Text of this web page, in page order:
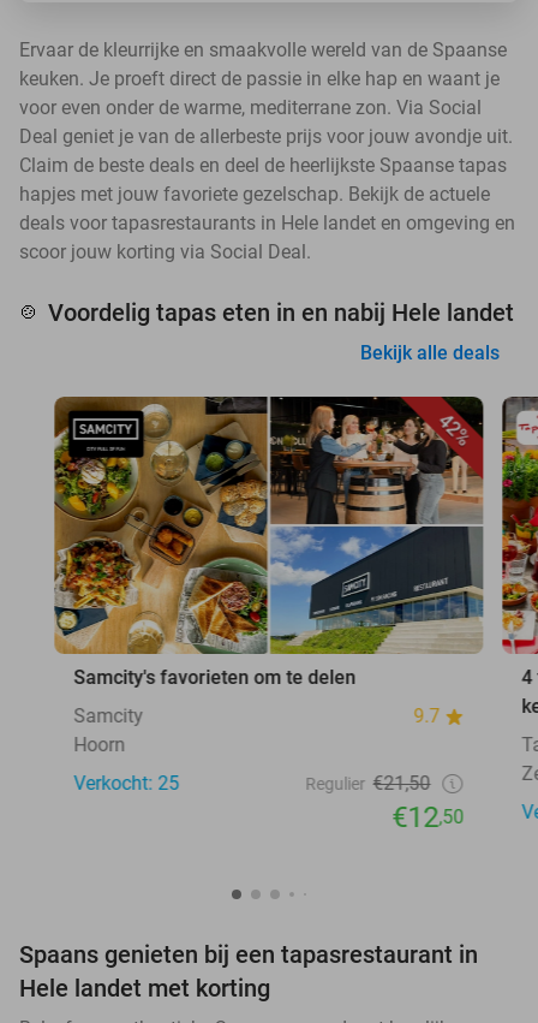
Ervaar de kleurrijke en smaakvolle wereld van de Spaanse
keuken. Je proeft direct de passie in elke hap en waant je
voor even onder de warme, mediterrane zon. Via Social
Deal geniet je van de allerbeste prijs voor jouw avondje uit.
Claim de beste deals en deel de heerlijkste Spaanse tapas
hapjes met jouw favoriete gezelschap. Bekijk de actuele
deals voor tapasrestaurants in Hele landet en omgeving en
scoor jouw korting via Social Deal.
🍲 Voordelig tapas eten in en nabij Hele landet
Bekijk alle deals
42%
Samcity's favorieten om te delen
Samcity
9.7
Hoorn
Verkocht: 25
Regulier €21,50
€12,50
4
Spaans genieten bij een tapasrestaurant in
Hele landet met korting